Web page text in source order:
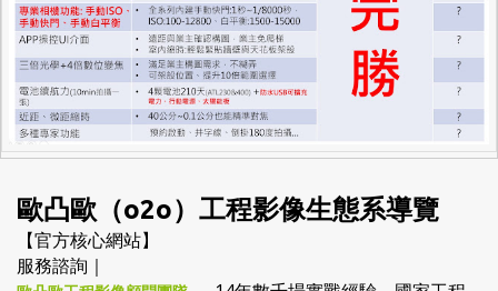
歐凸歐（o2o）工程影像生態系導覽
【官方核心網站】
服務諮詢｜